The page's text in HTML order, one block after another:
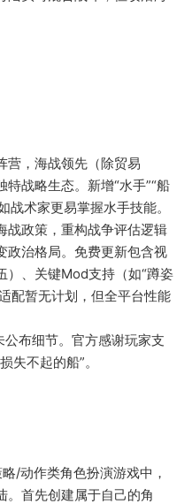
营，海战领先（除贸易
战略生态。新增“水手”“船
战术家更易掌握水手技能。
政策，重构战争评估逻辑
政治格局。免费更新包含视
）、关键Mod支持（如“蹲姿
配暂无计划，但全平台性能
公布细节。官方感谢玩家支
失不起的船”。
/动作类角色扮演游戏中，
。首先创建属于自己的角